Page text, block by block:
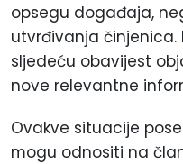
opsegu događaja,
utvrđivanja činjenica.
sljedeću obavijest
nove relevantne
Ovakve situacije
mogu odnositi na